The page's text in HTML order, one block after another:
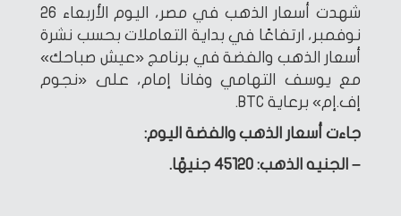
شهدت أسعار الذهب في مصر، اليوم الأربعاء 26
نوفمبر، ارتفاعًا في بداية التعاملات بحسب نشرة
أسعار الذهب والفضة في برنامج «عيش صباحك»
مع يوسف التهامي وفانا إمام، على «نجوم
إف.إم» برعاية BTC.
جاءت أسعار الذهب والفضة اليوم:
– الجنيه الذهب: 45120 جنيهًا.